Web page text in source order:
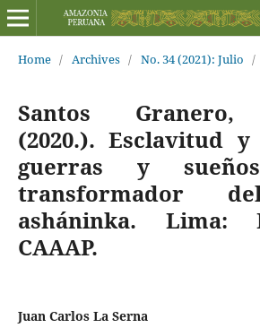
Home / Archives / No. 34 (2021): Julio /
Santos Granero,
(2020.). Esclavitud
guerras y
transformador
asháninka. Lima:
CAAAP.
Juan Carlos La Serna